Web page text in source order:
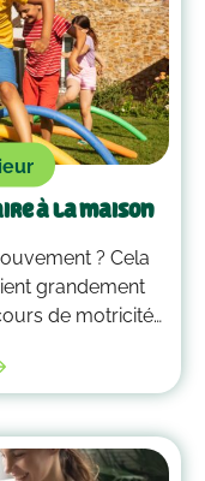
à la maison
? Cela
grandement
de motricité
faire un
maison !